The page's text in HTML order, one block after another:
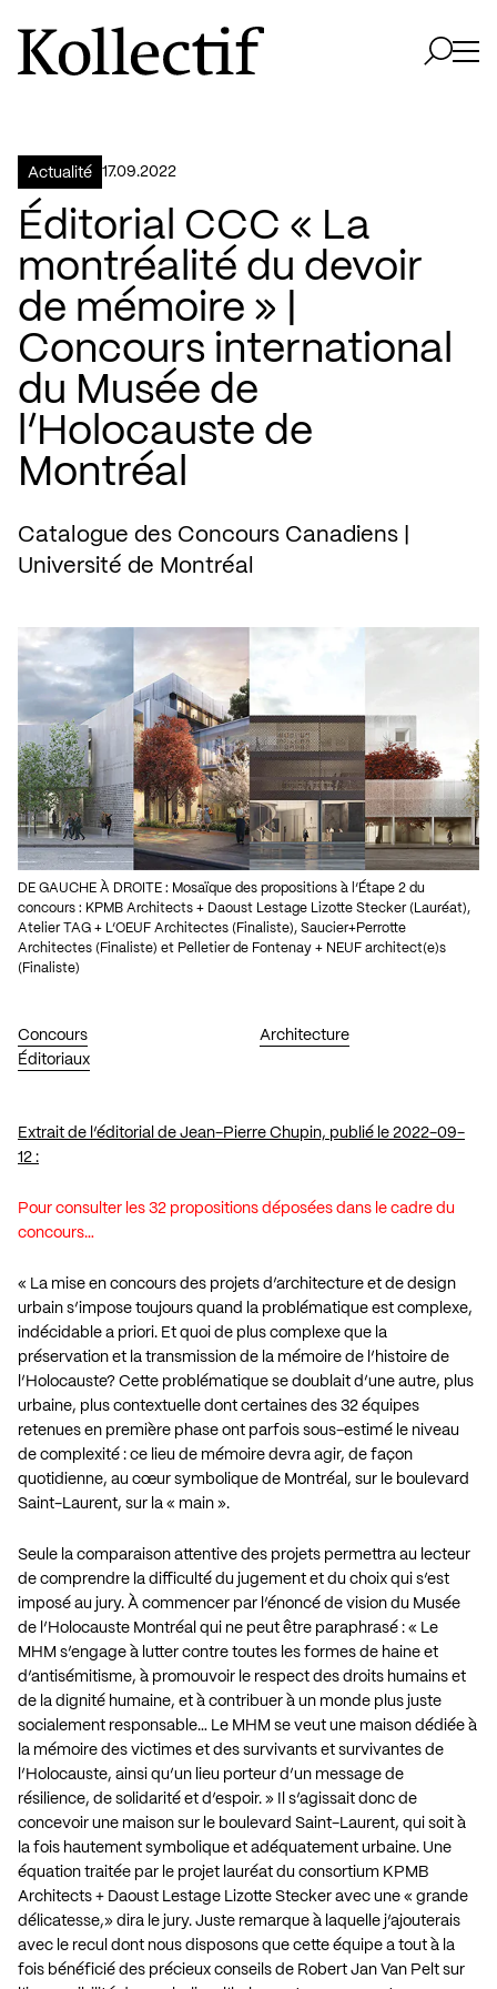
Aller à la page d'accueil
Logo Kollectif
Actualité 17.09.2022
Éditorial CCC « La
montréalité du devoir
de mémoire » |
Concours international
du Musée de
l’Holocauste de
Montréal
Catalogue des Concours Canadiens |
Université de Montréal
Concours
Éditoriaux
Architecture
DE GAUCHE À DROITE : Mosaïque des propositions à l’Étape 2 du
concours : KPMB Architects + Daoust Lestage Lizotte Stecker (Lauréat),
Atelier TAG + L’OEUF Architectes (Finaliste), Saucier+Perrotte
Architectes (Finaliste) et Pelletier de Fontenay + NEUF architect(e)s
(Finaliste)
Extrait de l’éditorial de Jean-Pierre Chupin, publié le 2022-09-
12 :
Pour consulter les 32 propositions déposées dans le cadre du
concours…
« La mise en concours des projets d’architecture et de design
urbain s’impose toujours quand la problématique est complexe,
indécidable a priori. Et quoi de plus complexe que la
préservation et la transmission de la mémoire de l’histoire de
l’Holocauste? Cette problématique se doublait d’une autre, plus
urbaine, plus contextuelle dont certaines des 32 équipes
retenues en première phase ont parfois sous-estimé le niveau
de complexité : ce lieu de mémoire devra agir, de façon
quotidienne, au cœur symbolique de Montréal, sur le boulevard
Saint-Laurent, sur la « main ».
Seule la comparaison attentive des projets permettra au lecteur
de comprendre la difficulté du jugement et du choix qui s’est
imposé au jury. À commencer par l’énoncé de vision du Musée
de l’Holocauste Montréal qui ne peut être paraphrasé : « Le
MHM s’engage à lutter contre toutes les formes de haine et
d’antisémitisme, à promouvoir le respect des droits humains et
de la dignité humaine, et à contribuer à un monde plus juste
socialement responsable… Le MHM se veut une maison dédiée à
la mémoire des victimes et des survivants et survivantes de
l’Holocauste, ainsi qu’un lieu porteur d’un message de
résilience, de solidarité et d’espoir. » Il s’agissait donc de
concevoir une maison sur le boulevard Saint-Laurent, qui soit à
la fois hautement symbolique et adéquatement urbaine. Une
équation traitée par le projet lauréat du consortium KPMB
Architects + Daoust Lestage Lizotte Stecker avec une « grande
délicatesse,» dira le jury. Juste remarque à laquelle j’ajouterais
avec le recul dont nous disposons que cette équipe a tout à la
fois bénéficié des précieux conseils de Robert Jan Van Pelt sur